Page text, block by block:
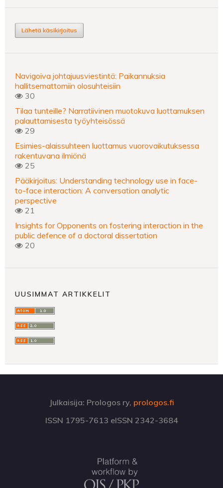
Lähetä käsikirjoitus
Navigoiva johtajuusviestintä: Paikannuksia
hallitsemattomiin olosuhteisiin
30
Tilaa tunteille? Narratiivinen muotokuva luottamuksen
palauttamisesta työyhteisössä
29
Esimies-alaissuhteen luottamus vuorovaikutuksessa
rakentuvana ilmiönä
25
Pääkirjoitus: Understanding technology use in face-
to-face interaction: A conversation analytic
perspective
21
Insights for Opponents on fostering interaction in the
public defence of a doctoral dissertation
20
UUSIMMAT ARTIKKELIT
Julkaisija: Prologos ry, prologos.fi
ISSN 1795-7613 eISSN 2342-3684